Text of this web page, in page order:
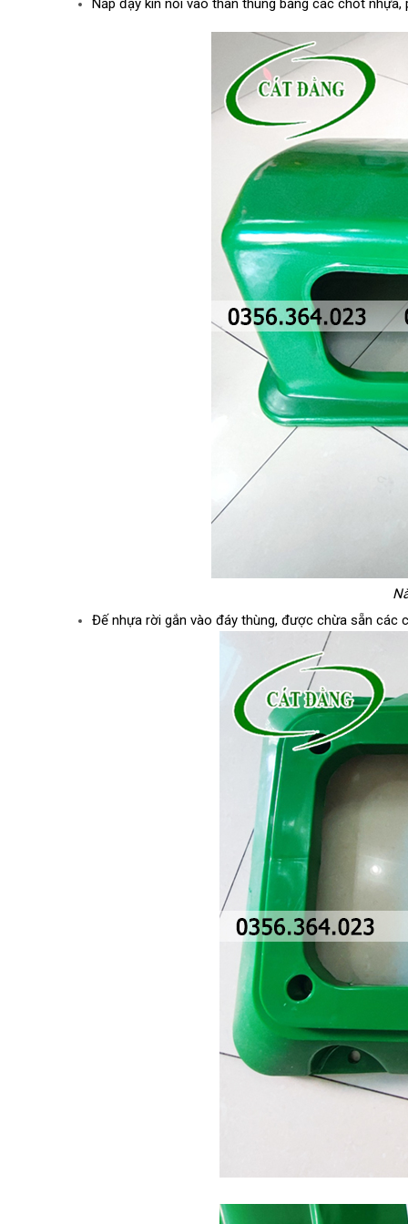
Nắp đậy kín nối vào thân thùng bằng các chốt
Đế nhựa rời gắn vào đáy thùng, được chừa sẵn các